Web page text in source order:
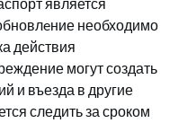
необходимо
действия
могут создать
и въезда в другие
следить за сроком